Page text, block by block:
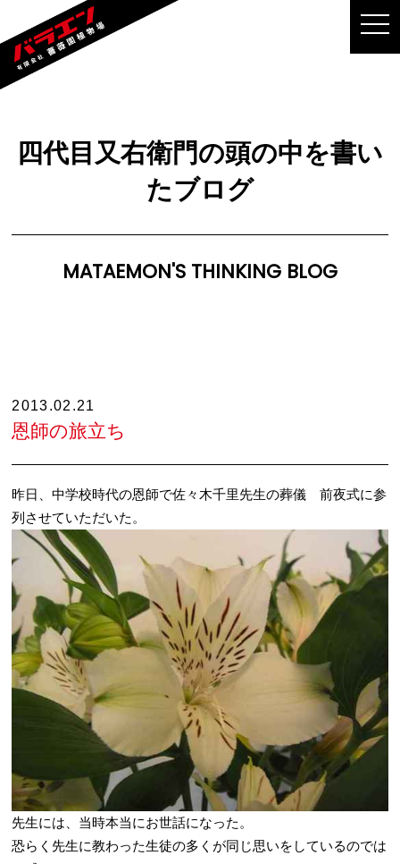
四代目又右衛門の頭の中を書い
たブログ
MATAEMON'S THINKING BLOG
2013.02.21
恩師の旅立ち
昨日、中学校時代の恩師で佐々木千里先生の葬儀 前夜式に参
列させていただいた。
先生には、当時本当にお世話になった。
恐らく先生に教わった生徒の多くが同じ思いをしているのでは